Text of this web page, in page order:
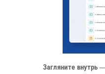
Загляните внутрь